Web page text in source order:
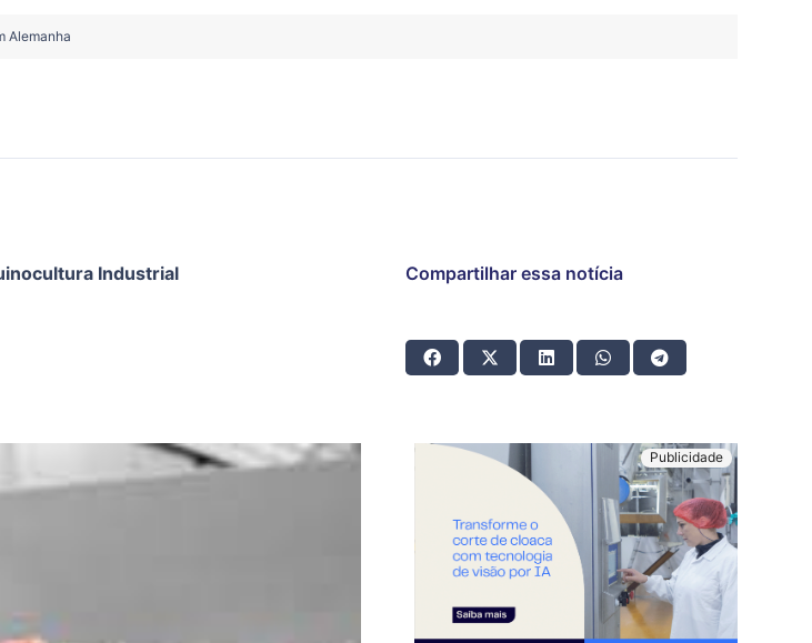
Alemanha
Industrial Compartilhar essa notícia